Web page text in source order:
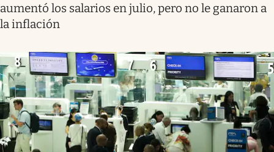
aumentó los salarios en julio, pero no le ganaron a
la inflación